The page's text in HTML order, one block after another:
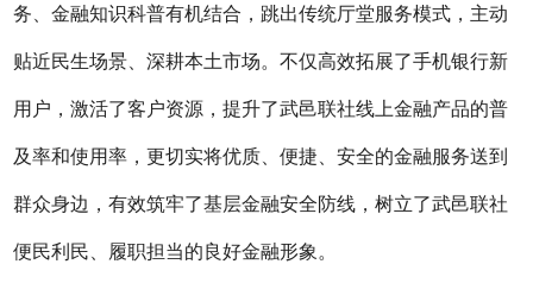
务、金融知识科普有机结合，跳出传统厅堂服务模式，主动
贴近民生场景、深耕本土市场。不仅高效拓展了手机银行新
用户，激活了客户资源，提升了武邑联社线上金融产品的普
及率和使用率，更切实将优质、便捷、安全的金融服务送到
群众身边，有效筑牢了基层金融安全防线，树立了武邑联社
便民利民、履职担当的良好金融形象。